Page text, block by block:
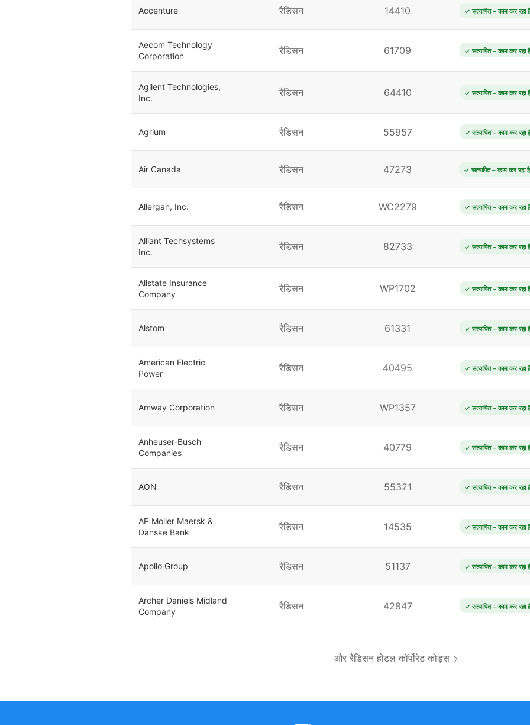
Accenture रैडिसन 14410 ✓ सत्यापित – काम कर रहा है
Aecom Technology
Corporation
रैडिसन 61709 ✓ सत्यापित – काम कर रहा है
Agilent Technologies,
Inc.
रैडिसन 64410 ✓ सत्यापित – काम कर रहा है
Agrium रैडिसन 55957 ✓ सत्यापित – काम कर रहा है
Air Canada रैडिसन 47273 ✓ सत्यापित – काम कर रहा है
Allergan, Inc. रैडिसन WC2279 ✓ सत्यापित – काम कर रहा है
Alliant Techsystems
Inc.
रैडिसन 82733 ✓ सत्यापित – काम कर रहा है
Allstate Insurance
Company
रैडिसन WP1702 ✓ सत्यापित – काम कर रहा है
Alstom रैडिसन 61331 ✓ सत्यापित – काम कर रहा है
American Electric
Power
रैडिसन 40495 ✓ सत्यापित – काम कर रहा है
Amway Corporation रैडिसन WP1357 ✓ सत्यापित – काम कर रहा है
Anheuser-Busch
Companies
रैडिसन 40779 ✓ सत्यापित – काम कर रहा है
AON रैडिसन 55321 ✓ सत्यापित – काम कर रहा है
AP Moller Maersk &
Danske Bank
रैडिसन 14535 ✓ सत्यापित – काम कर रहा है
Apollo Group रैडिसन 51137 ✓ सत्यापित – काम कर रहा है
Archer Daniels Midland
Company
रैडिसन 42847 ✓ सत्यापित – काम कर रहा है
और रैडिसन होटल कॉर्पोरेट कोड्स